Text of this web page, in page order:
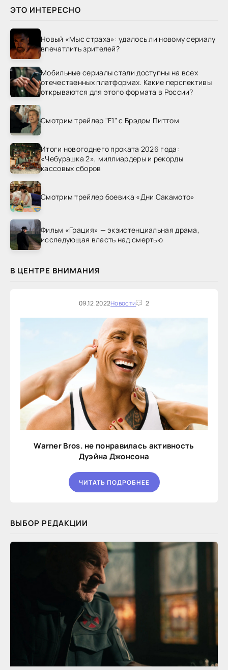
ЭТО ИНТЕРЕСНО
Новый «Мыс страха»: удалось ли новому сериалу
впечатлить зрителей?
Мобильные сериалы стали доступны на всех
отечественных платформах. Какие перспективы
открываются для этого формата в России?
Смотрим трейлер "F1" с Брэдом Питтом
Итоги новогоднего проката 2026 года:
«Чебурашка 2», миллиардеры и рекорды
кассовых сборов
Смотрим трейлер боевика «Дни Сакамото»
Фильм «Грация» — экзистенциальная драма,
исследующая власть над смертью
В ЦЕНТРЕ ВНИМАНИЯ
09.12.2022Новости 2
Warner Bros. не понравилась активность
Дуэйна Джонсона
ЧИТАТЬ ПОДРОБНЕЕ
ВЫБОР РЕДАКЦИИ